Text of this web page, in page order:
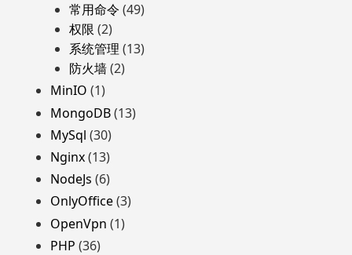
常用命令 (49)
权限 (2)
系统管理 (13)
防火墙(2)
MinIO (1)
MongoDB(13)
MySql (30)
Nginx(13)
NodeJs (6)
OnlyOffice(3)
OpenVpn (1)
PHP (36)